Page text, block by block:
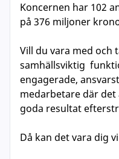
Koncernen har 102
på 376 miljoner
Vill du vara med och
samhällsviktig
engagerade,
medarbetare där
goda resultat
Då kan det vara dig